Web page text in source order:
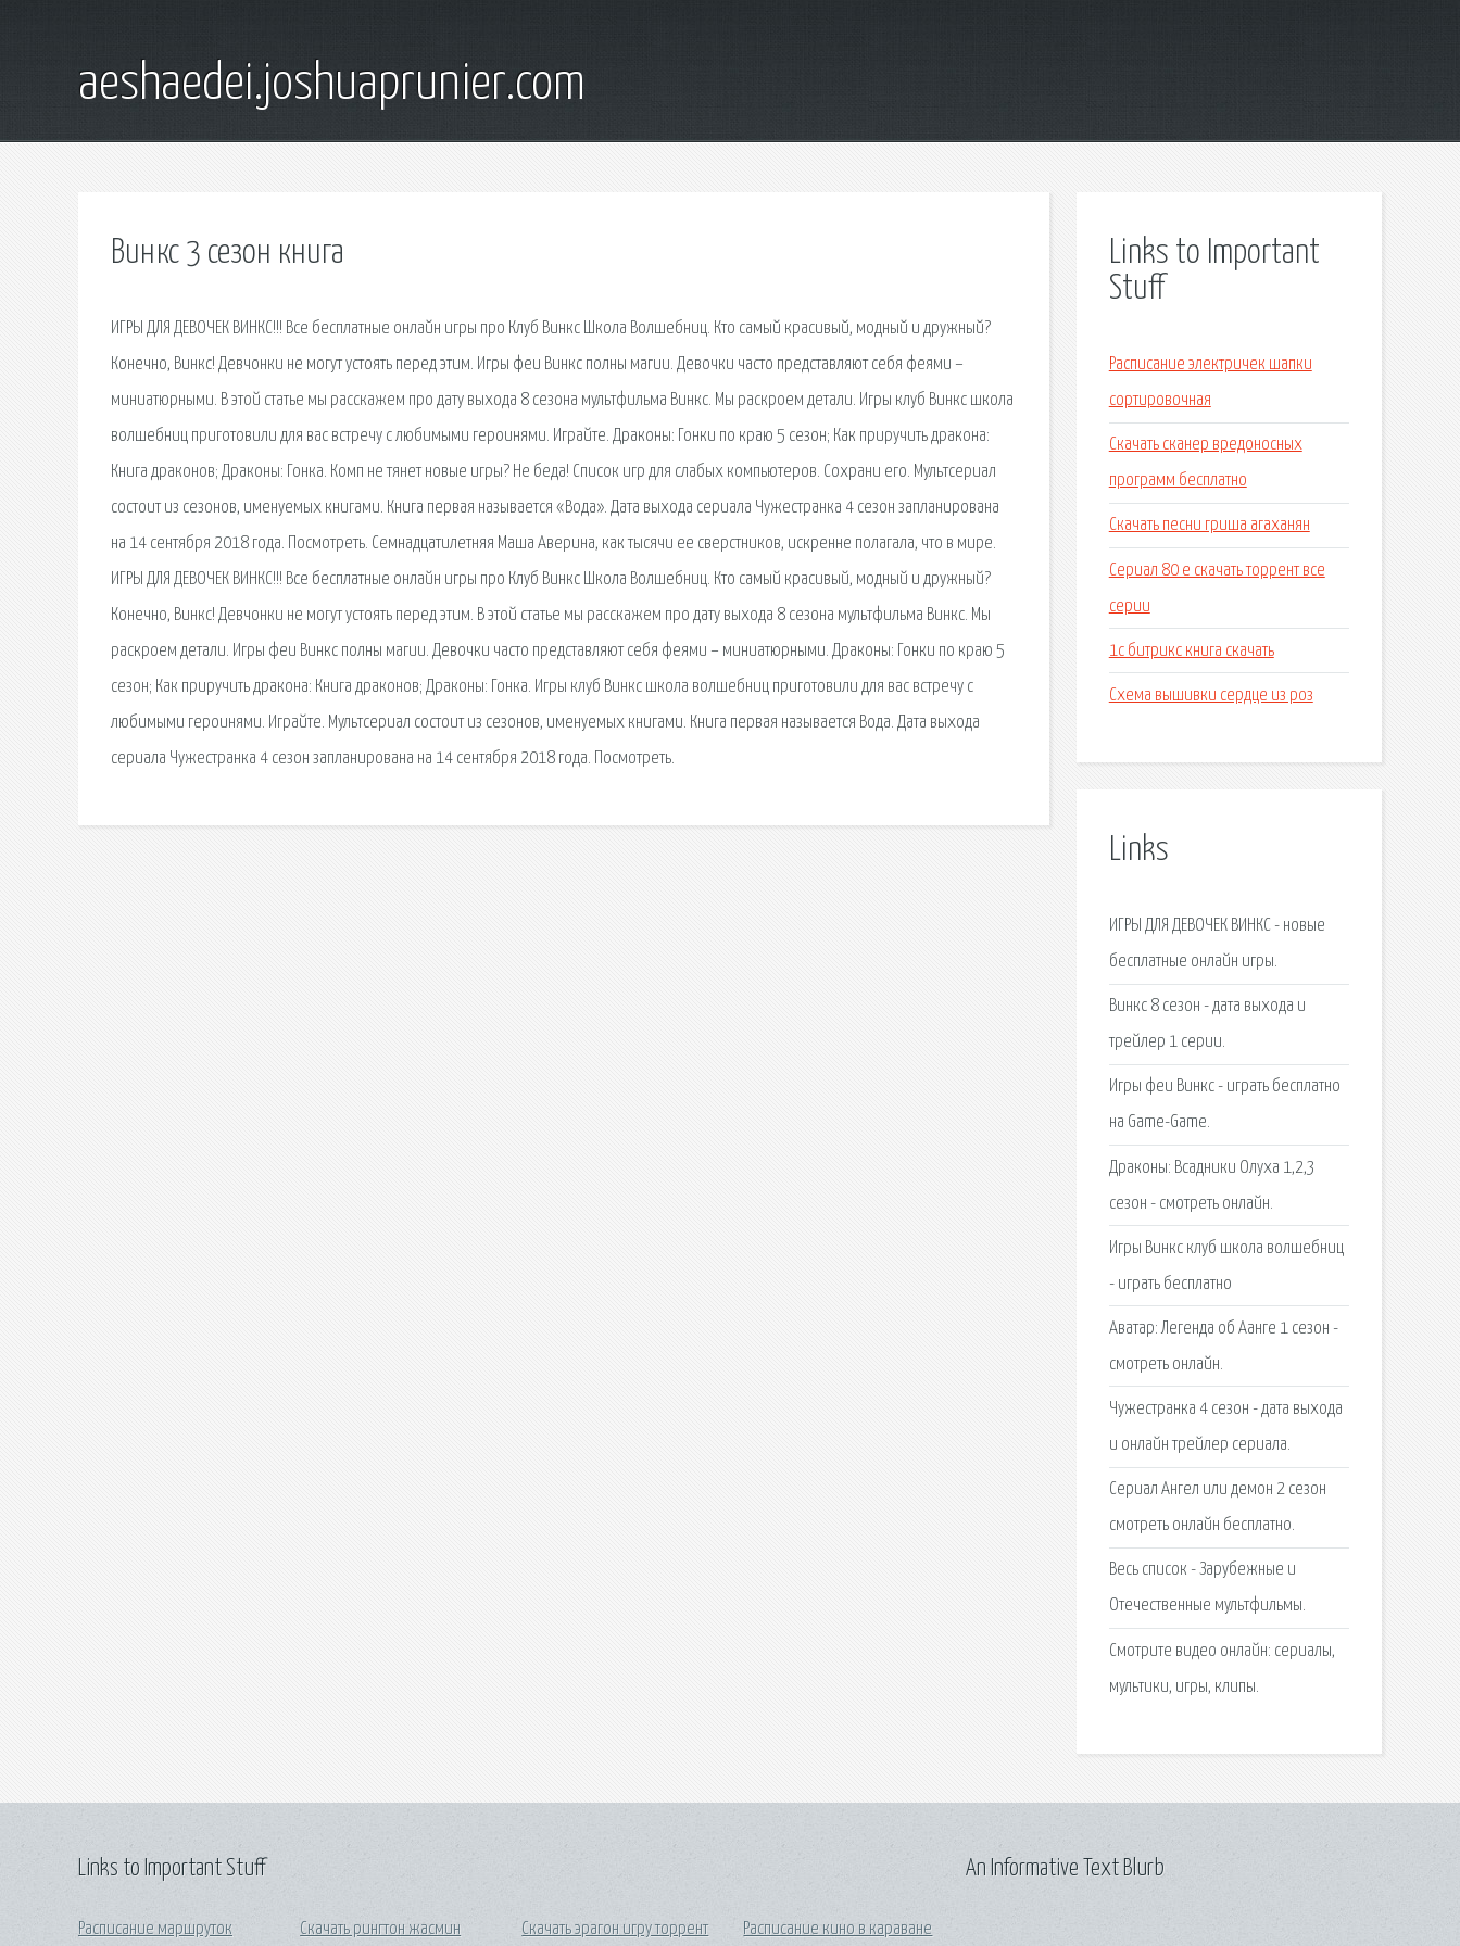
aeshaedei.joshuaprunier.com
Винкс 3 сезон книга
ИГРЫ ДЛЯ ДЕВОЧЕК ВИНКС!!! Все бесплатные онлайн игры про Клуб Винкс Школа Волшебниц. Кто самый красивый, модный и дружный?
Конечно, Винкс! Девчонки не могут устоять перед этим. Игры феи Винкс полны магии. Девочки часто представляют себя феями –
миниатюрными. В этой статье мы расскажем про дату выхода 8 сезона мультфильма Винкс. Мы раскроем детали. Игры клуб Винкс школа
волшебниц приготовили для вас встречу с любимыми героинями. Играйте. Драконы: Гонки по краю 5 сезон; Как приручить дракона:
Книга драконов; Драконы: Гонка. Комп не тянет новые игры? Не беда! Список игр для слабых компьютеров. Сохрани его. Мультсериал
состоит из сезонов, именуемых книгами. Книга первая называется «Вода». Дата выхода сериала Чужестранка 4 сезон запланирована
на 14 сентября 2018 года. Посмотреть. Семнадцатилетняя Маша Аверина, как тысячи ее сверстников, искренне полагала, что в мире.
ИГРЫ ДЛЯ ДЕВОЧЕК ВИНКС!!! Все бесплатные онлайн игры про Клуб Винкс Школа Волшебниц. Кто самый красивый, модный и дружный?
Конечно, Винкс! Девчонки не могут устоять перед этим. В этой статье мы расскажем про дату выхода 8 сезона мультфильма Винкс. Мы
раскроем детали. Игры феи Винкс полны магии. Девочки часто представляют себя феями – миниатюрными. Драконы: Гонки по краю 5
сезон; Как приручить дракона: Книга драконов; Драконы: Гонка. Игры клуб Винкс школа волшебниц приготовили для вас встречу с
любимыми героинями. Играйте. Мультсериал состоит из сезонов, именуемых книгами. Книга первая называется Вода. Дата выхода
сериала Чужестранка 4 сезон запланирована на 14 сентября 2018 года. Посмотреть.
Links to Important
Stuff
Расписание электричек шапки
сортировочная
Скачать сканер вредоносных
программ бесплатно
Скачать песни гриша агаханян
Сериал 80 е скачать торрент все
серии
1с битрикс книга скачать
Схема вышивки сердце из роз
Links
ИГРЫ ДЛЯ ДЕВОЧЕК ВИНКС - новые
бесплатные онлайн игры.
Винкс 8 сезон - дата выхода и
трейлер 1 серии.
Игры феи Винкс - играть бесплатно
на Game-Game.
Драконы: Всадники Олуха 1,2,3
сезон - смотреть онлайн.
Игры Винкс клуб школа волшебниц
- играть бесплатно
Аватар: Легенда об Аанге 1 сезон -
смотреть онлайн.
Чужестранка 4 сезон - дата выхода
и онлайн трейлер сериала.
Сериал Ангел или демон 2 сезон
смотреть онлайн бесплатно.
Весь список - Зарубежные и
Отечественные мультфильмы.
Смотрите видео онлайн: сериалы,
мультики, игры, клипы.
Links to Important Stuff
Расписание маршруток Скачать рингтон жасмин Скачать эрагон игру торрент Расписание кино в караване
An Informative Text Blurb